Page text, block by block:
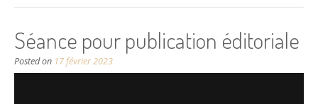
Séance pour publication éditoriale
Posted on 17 février 2023